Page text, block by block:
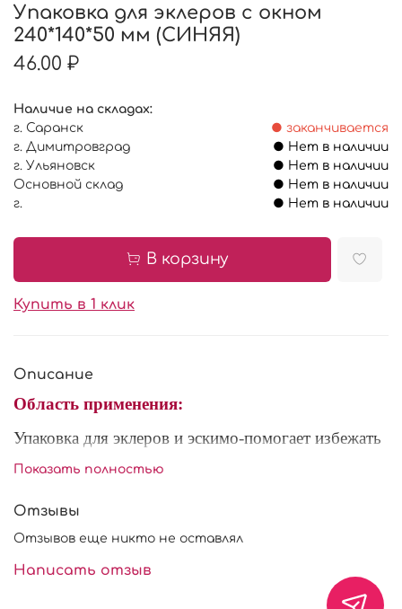
Упаковка для эклеров с окном
240*140*50 мм (СИНЯЯ)
46.00 ₽
Наличие на складах:
г. Саранск
● заканчивается
г. Димитровград
● Нет в наличии
г. Ульяновск
● Нет в наличии
Основной склад
● Нет в наличии
г.
● Нет в наличии
В корзину
Купить в 1 клик
Описание
Область применения:
Упаковка для эклеров и эскимо-помогает избежать
повреждения готовой продукции при
презентации, и приносит больше красоты
Показать полностью
Отзывы
Отзывов еще никто не оставлял
Написать отзыв